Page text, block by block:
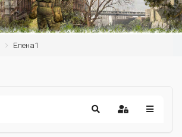
Елена1